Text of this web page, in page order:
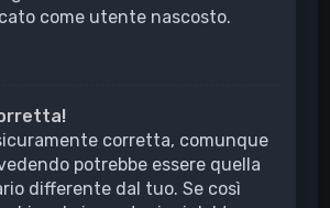
come utente nascosto.
corretta, comunque
potrebbe essere quella
differente dal tuo. Se così